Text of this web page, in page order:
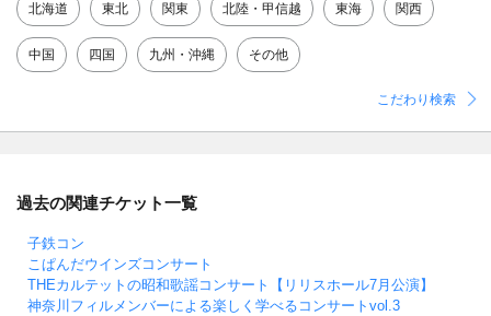
北海道 東北 関東 北陸・甲信越 東海 関西
中国 四国 九州・沖縄 その他
こだわり検索
過去の関連チケット一覧
子鉄コン
こぱんだウインズコンサート
THEカルテットの昭和歌謡コンサート【リリスホール7月公演】
神奈川フィルメンバーによる楽しく学べるコンサートvol.3